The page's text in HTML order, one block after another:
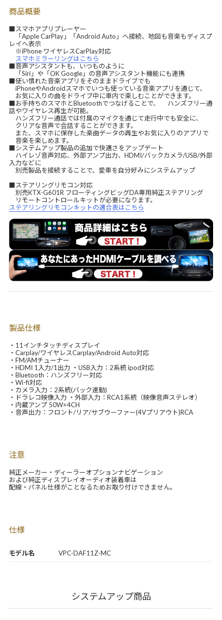
モデル名 VPC-DAF11Z-MC
商品概要
■スマホアプリプレーヤー
「Apple CarPlay」「Android Auto」へ接続、地図も音楽もディスプ
レイへ表示
※iPhone ワイヤレスCarPlay対応
スマホミラーリングはこちら
■音声アシスタントも、いつものように
「Siri」や「OK Google」の音声アシスタント機能にも連携
■使い慣れた音楽アプリをそのままドライブでも
iPhoneやAndroidスマホでいつも使っている音楽アプリを通じて、
お気に入りの曲をドライブ中に車内で楽しむことができます。
■お手持ちのスマホとBluetoothでつなげることで、 ハンズフリー通
話やワイヤレス再生が可能。
ハンズフリー通話では付属のマイクを通じて走行中でも安全に、
クリアな音声で会話することができます。
また、スマホに保存した楽曲データの再生やお気に入りのアプリで
音楽を楽しめます。
■システムアップ製品の追加で快適さをアップデート
ハイレゾ音声対応、外部アンプ出力、HDMI/バックカメラ/USB/外部
入力などに
別売製品を接続することで、愛車を自分好みにシステムアップ
■ステアリングリモコン対応
別売KTX-G601R フローティングビッグDA専用純正ステアリング
リモートコントロールキットが必要になります。
ステアリングリモコンキットの適合表はこちら
製品仕様
・11インチタッチディスプレイ
・Carplay/ワイヤレスCarplay/Android Auto対応
・FM/AMチューナー
・HDMI 1入力/1出力 ・USB入力：2系統 ipod対応
・Bluetooth：ハンズフリー対応
・Wi-fi対応
・カメラ入力：2系統(バック連動)
・ドラレコ映像入力 ・外部入力：RCA1系統（映像音声ステレオ）
・内蔵アンプ 50W×4CH
・音声出力：フロント/リア/サブウーファー(4Vプリアウト)RCA
注意
純正メーカー・ディーラーオプションナビゲーション
および純正ディスプレイオーディオ装着車は
配線・パネル仕様がことなるためお取り付けできません。
仕様
システムアップ商品